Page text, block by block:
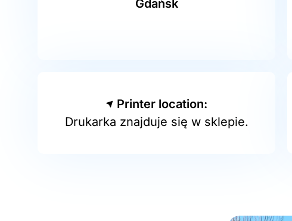
Gdańsk
Printer location:
Drukarka znajduje się w sklepie.